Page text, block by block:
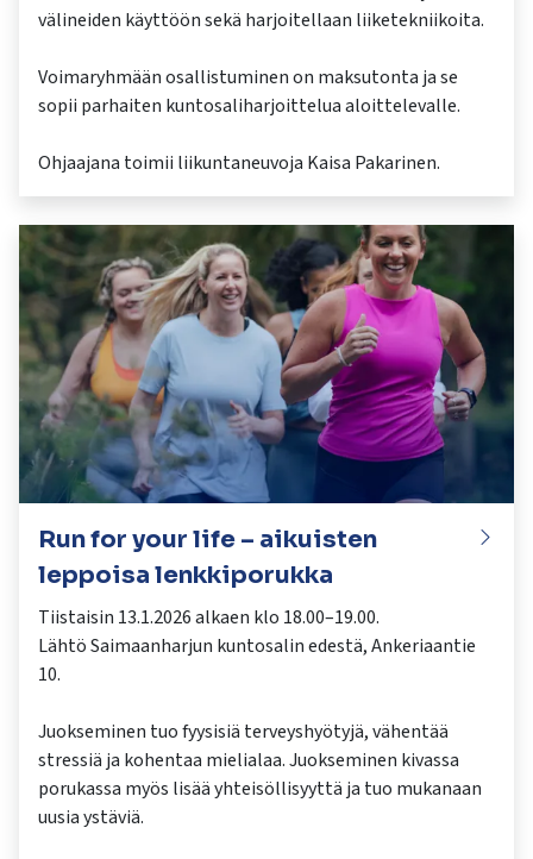
välineiden käyttöön sekä harjoitellaan liiketekniikoita.
Voimaryhmään osallistuminen on maksutonta ja se
sopii parhaiten kuntosaliharjoittelua aloittelevalle.
Run for your life – aikuisten
leppoisa lenkkiporukka
Tiistaisin 13.1.2026 alkaen klo 18.00–19.00.
Lähtö Saimaanharjun kuntosalin edestä, Ankeriaantie
10.
Juokseminen tuo fyysisiä terveyshyötyjä, vähentää
stressiä ja kohentaa mielialaa. Juokseminen kivassa
porukassa myös lisää yhteisöllisyyttä ja tuo mukanaan
uusia ystäviä.